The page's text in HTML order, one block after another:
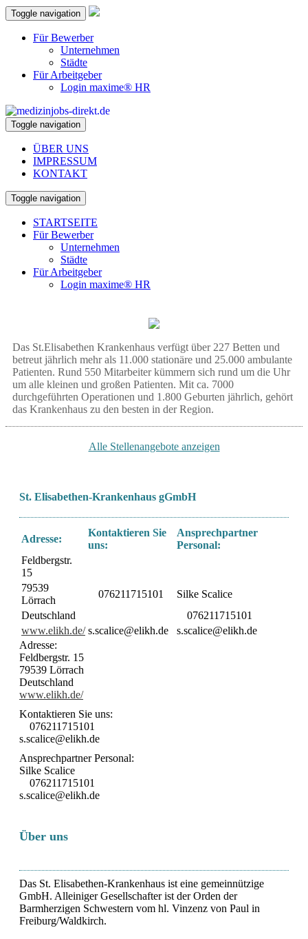
Toggle navigation
Für Bewerber
Unternehmen
Städte
Für Arbeitgeber
Login maxime® HR
Toggle navigation
ÜBER UNS
IMPRESSUM
KONTAKT
Toggle navigation
STARTSEITE
Für Bewerber
Unternehmen
Städte
Für Arbeitgeber
Login maxime® HR
Das St.Elisabethen Krankenhaus verfügt über 227 Betten und
betreut jährlich mehr als 11.000 stationäre und 25.000 ambulante
Patienten. Rund 550 Mitarbeiter kümmern sich rund um die Uhr
um alle kleinen und großen Patienten. Mit ca. 7000
durchgeführten Operationen und 1.800 Geburten jährlich, gehört
das Krankenhaus zu den besten in der Region.
Alle Stellenangebote anzeigen
St. Elisabethen-Krankenhaus gGmbH
Adresse:
Kontaktieren Sie
uns:
Ansprechpartner
Personal:
Feldbergstr.
15
79539
Lörrach
076211715101
Silke Scalice
Deutschland
076211715101
www.elikh.de/ s.scalice@elikh.de
s.scalice@elikh.de
Adresse:
Feldbergstr. 15
79539 Lörrach
Deutschland
www.elikh.de/
Kontaktieren Sie uns:
076211715101
s.scalice@elikh.de
Ansprechpartner Personal:
Silke Scalice
076211715101
s.scalice@elikh.de
Über uns
Das St. Elisabethen-Krankenhaus ist eine gemeinnützige
GmbH. Alleiniger Gesellschafter ist der Orden der
Barmherzigen Schwestern vom hl. Vinzenz von Paul in
Freiburg/Waldkirch.